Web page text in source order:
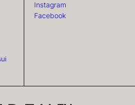
Instagram
Facebook